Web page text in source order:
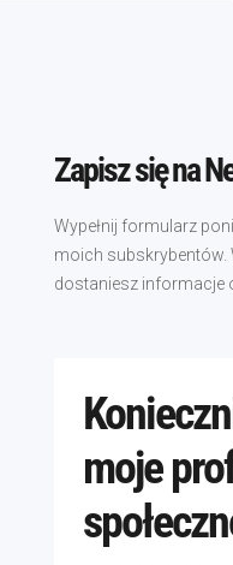
Zapisz się na
Wypełnij formularz
moich subskrybentów.
dostaniesz informacje
moje